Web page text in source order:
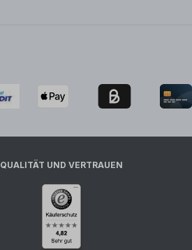
QUALITÄT UND VERTRAUEN